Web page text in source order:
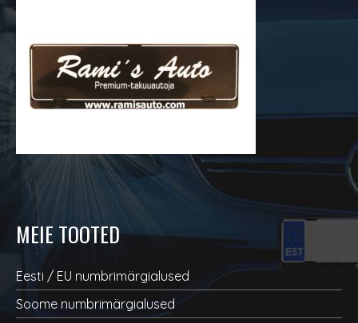
MEIE TOOTED
Eesti / EU numbrimärgialused
Soome numbrimärgialused